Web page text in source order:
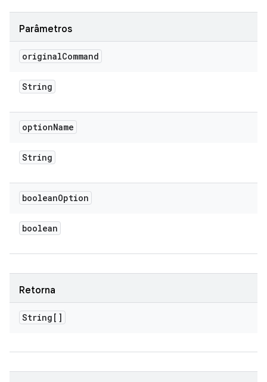
Parâmetros
originalCommand
String
optionName
String
booleanOption
boolean
Retorna
String[]